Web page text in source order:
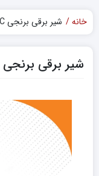
خانه شیر برقی برنجی EMC
شیر برقی برنجی EMC